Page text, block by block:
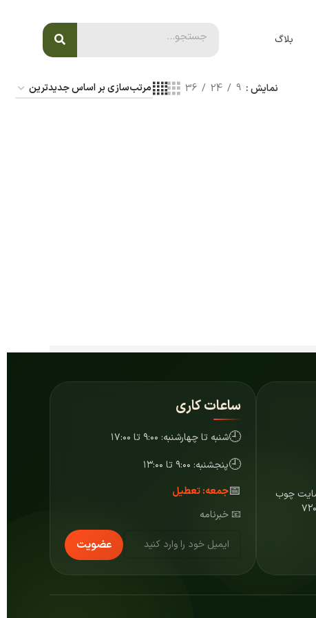
بلاگ
نمایش 9
24
36
چوب
ساعات کاری
🕘شنبه تا چهارشنبه: ۹:۰۰ تا ۱۷:۰۰
🕘پنجشنبه: ۹:۰۰ تا ۱۳:۰۰
📅جمعه: تعطیل
📧 خبرنامه
عضویت